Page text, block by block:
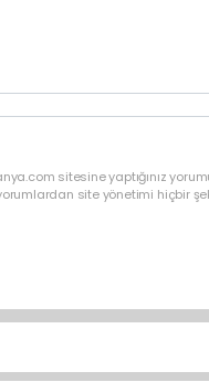
sitesine yaptığınız
site yönetimi hiçbir